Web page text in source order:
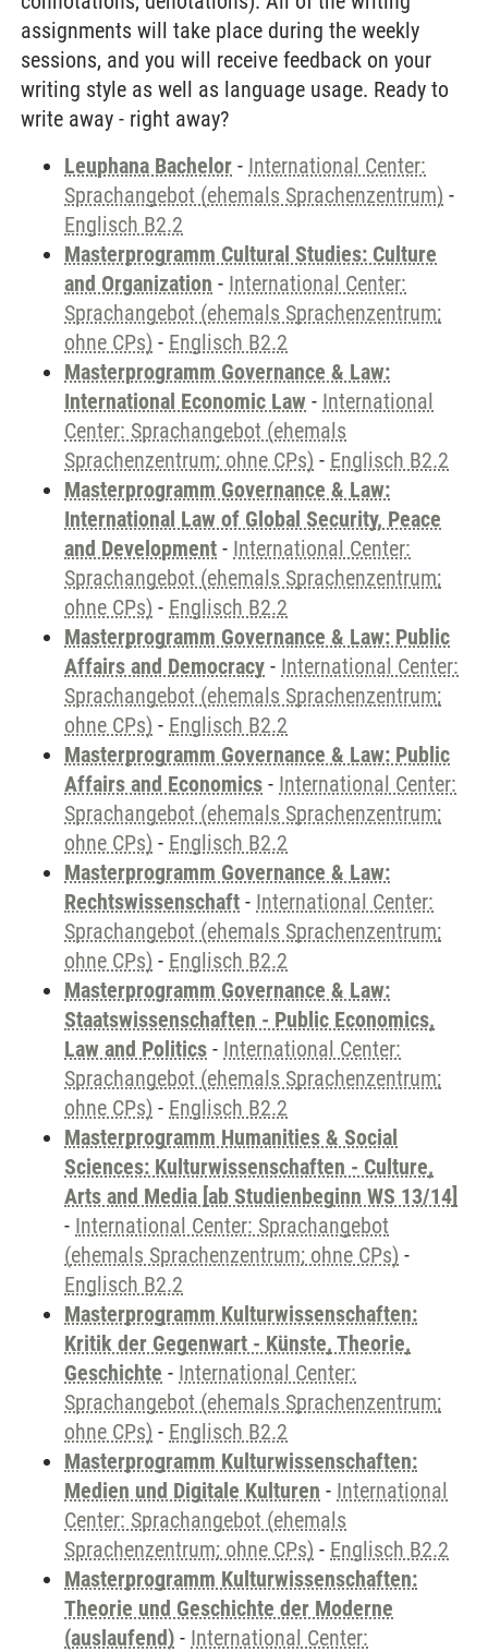
assignments will take place during the weekly
sessions, and you will receive feedback on your
writing style as well as language usage. Ready to
write away - right away?
Leuphana Bachelor - International Center:
Sprachangebot (ehemals Sprachenzentrum) -
Englisch B2.2
Masterprogramm Cultural Studies: Culture
and Organization - International Center:
Sprachangebot (ehemals Sprachenzentrum;
ohne CPs) - Englisch B2.2
Masterprogramm Governance & Law:
International Economic Law - International
Center: Sprachangebot (ehemals
Sprachenzentrum; ohne CPs) - Englisch B2.2
Masterprogramm Governance & Law:
International Law of Global Security, Peace
and Development - International Center:
Sprachangebot (ehemals Sprachenzentrum;
ohne CPs) - Englisch B2.2
Masterprogramm Governance & Law: Public
Affairs and Democracy - International Center:
Sprachangebot (ehemals Sprachenzentrum;
ohne CPs) - Englisch B2.2
Masterprogramm Governance & Law: Public
Affairs and Economics - International Center:
Sprachangebot (ehemals Sprachenzentrum;
ohne CPs) - Englisch B2.2
Masterprogramm Governance & Law:
Rechtswissenschaft - International Center:
Sprachangebot (ehemals Sprachenzentrum;
ohne CPs) - Englisch B2.2
Masterprogramm Governance & Law:
Staatswissenschaften - Public Economics,
Law and Politics - International Center:
Sprachangebot (ehemals Sprachenzentrum;
ohne CPs) - Englisch B2.2
Masterprogramm Humanities & Social
Sciences: Kulturwissenschaften - Culture,
Arts and Media [ab Studienbeginn WS 13/14]
- International Center: Sprachangebot
(ehemals Sprachenzentrum; ohne CPs) -
Englisch B2.2
Masterprogramm Kulturwissenschaften:
Kritik der Gegenwart - Künste, Theorie,
Geschichte - International Center:
Sprachangebot (ehemals Sprachenzentrum;
ohne CPs) - Englisch B2.2
Masterprogramm Kulturwissenschaften:
Medien und Digitale Kulturen - International
Center: Sprachangebot (ehemals
Sprachenzentrum; ohne CPs) - Englisch B2.2
Masterprogramm Kulturwissenschaften:
Theorie und Geschichte der Moderne
(auslaufend) - International Center: